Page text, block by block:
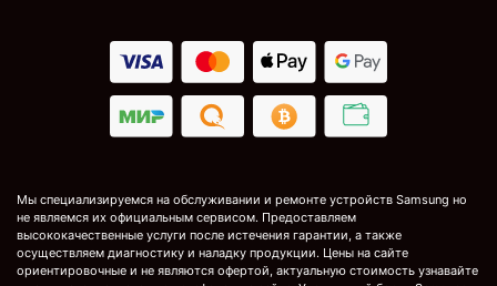
Мы специализируемся на обслуживании и ремонте устройств Samsung но
не являемся их официальным сервисом. Предоставляем
высококачественные услуги после истечения гарантии, а также
осуществляем диагностику и наладку продукции. Цены на сайте
ориентировочные и не являются офертой, актуальную стоимость узнавайте